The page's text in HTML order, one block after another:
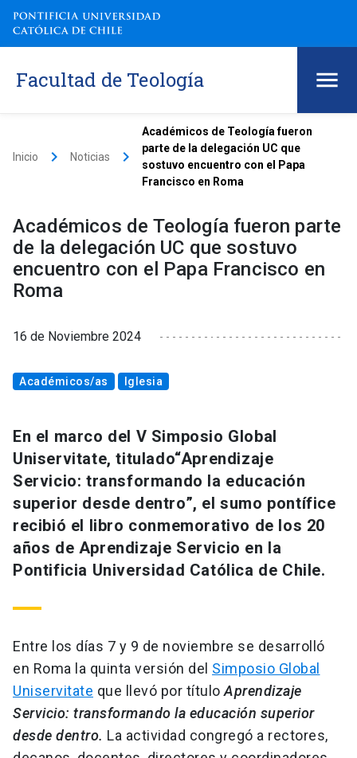
Facultad de Teología
Inicio keyboard_arrow_right Noticias keyboard_arrow_right
Académicos de Teología fueron
parte de la delegación UC que
sostuvo encuentro con el Papa
Francisco en Roma
Académicos de Teología fueron parte
de la delegación UC que sostuvo
encuentro con el Papa Francisco en
Roma
16 de Noviembre 2024
Académicos/as Iglesia
En el marco del V Simposio Global
Uniservitate, titulado“Aprendizaje
Servicio: transformando la educación
superior desde dentro”, el sumo pontífice
recibió el libro conmemorativo de los 20
años de Aprendizaje Servicio en la
Pontificia Universidad Católica de Chile.
Entre los días 7 y 9 de noviembre se desarrolló
en Roma la quinta versión del Simposio Global
Uniservitate que llevó por título Aprendizaje
Servicio: transformando la educación superior
desde dentro. La actividad congregó a rectores,